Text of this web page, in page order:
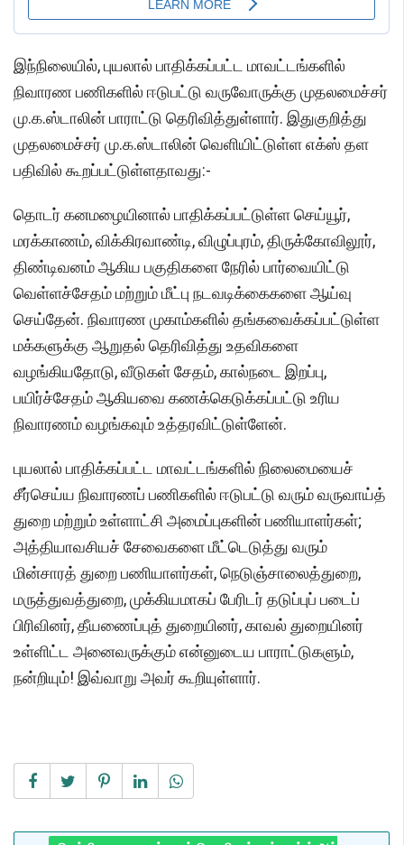
இந்நிலையில், புயலால் பாதிக்கப்பட்ட மாவட்டங்களில்
நிவாரண பணிகளில் ஈடுபட்டு வருவோருக்கு முதலமைச்சர்
மு.க.ஸ்டாலின் பாராட்டு தெரிவித்துள்ளார். இதுகுறித்து
முதலமைச்சர் மு.க.ஸ்டாலின் வெளியிட்டுள்ள எக்ஸ் தள
பதிவில் கூறப்பட்டுள்ளதாவது:-
தொடர் கனமழையினால் பாதிக்கப்பட்டுள்ள செய்யூர்,
மரக்காணம், விக்கிரவாண்டி, விழுப்புரம், திருக்கோவிலூர்,
திண்டிவனம் ஆகிய பகுதிகளை நேரில் பார்வையிட்டு
வெள்ளச்சேதம் மற்றும் மீட்பு நடவடிக்கைகளை ஆய்வு
செய்தேன். நிவாரண முகாம்களில் தங்கவைக்கப்பட்டுள்ள
மக்களுக்கு ஆறுதல் தெரிவித்து உதவிகளை
வழங்கியதோடு, வீடுகள் சேதம், கால்நடை இறப்பு,
பயிர்ச்சேதம் ஆகியவை கணக்கெடுக்கப்பட்டு உரிய
நிவாரணம் வழங்கவும் உத்தரவிட்டுள்ளேன்.
புயலால் பாதிக்கப்பட்ட மாவட்டங்களில் நிலைமையைச்
சீர்செய்ய நிவாரணப் பணிகளில் ஈடுபட்டு வரும் வருவாய்த்
துறை மற்றும் உள்ளாட்சி அமைப்புகளின் பணியாளர்கள்;
அத்தியாவசியச் சேவைகளை மீட்டெடுத்து வரும்
மின்சாரத் துறை பணியாளர்கள், நெடுஞ்சாலைத்துறை,
மருத்துவத்துறை, முக்கியமாகப் பேரிடர் தடுப்புப் படைப்
பிரிவினர், தீயணைப்புத் துறையினர், காவல் துறையினர்
உள்ளிட்ட அனைவருக்கும் என்னுடைய பாராட்டுகளும்,
நன்றியும்! இவ்வாறு அவர் கூறியுள்ளார்.